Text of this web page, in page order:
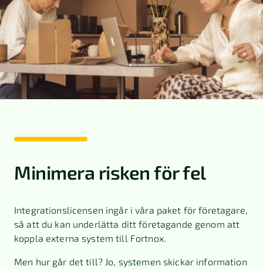
Minimera risken för fel
Integrationslicensen ingår i våra paket för företagare,
så att du kan underlätta ditt företagande genom att
koppla externa system till Fortnox.
Men hur går det till? Jo, systemen skickar information